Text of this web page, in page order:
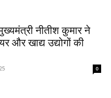
नीतीश कुमार ने
और खाद्य उद्योगों की
0